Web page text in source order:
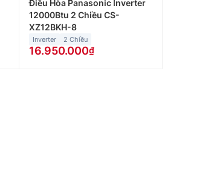
Điều Hòa Panasonic Inverter
12000Btu 2 Chiều CS-
XZ12BKH-8
Inverter 2 Chiều
16.950.000